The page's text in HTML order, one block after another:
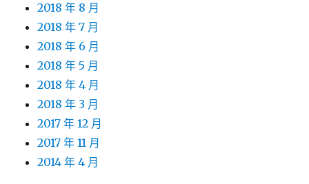
2018 年 8 月
2018 年 7 月
2018 年 6 月
2018 年 5 月
2018 年 4 月
2018 年 3 月
2017 年 12 月
2017 年 11 月
2014 年 4 月